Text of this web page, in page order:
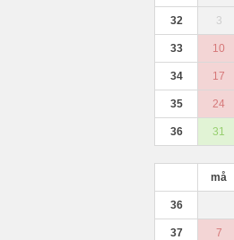
32 3
33 10
34 17
35 24
36 31
må
36
37 7